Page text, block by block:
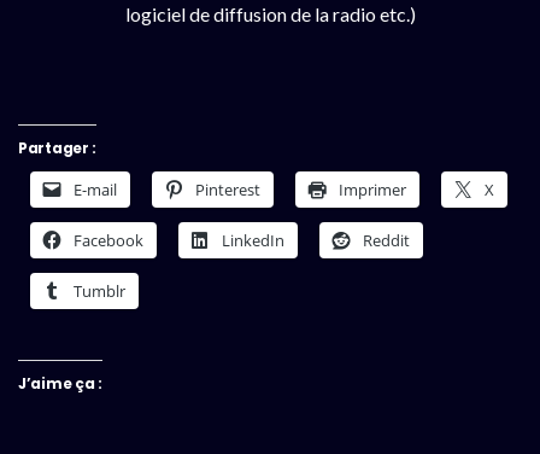
logiciel de diffusion de la radio etc.)
Partager :
E-mail Pinterest Imprimer X
Facebook LinkedIn Reddit
Tumblr
J’aime ça :